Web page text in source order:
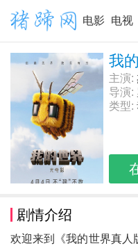
电影 电视
我
主演:
克 丹
导演:
亨利
类型:
剧情介绍
欢迎来到《我的世界真人